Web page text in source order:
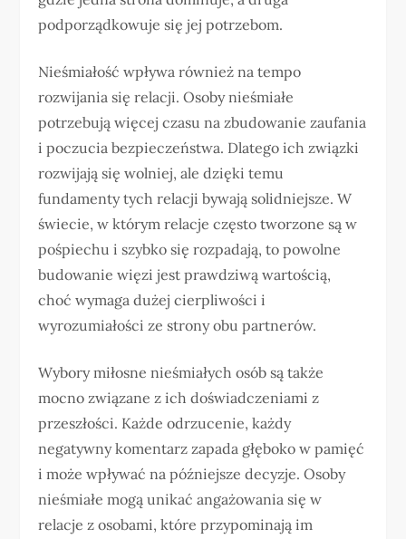
podporządkowuje się jej potrzebom.
Nieśmiałość wpływa również na tempo
rozwijania się relacji. Osoby nieśmiałe
potrzebują więcej czasu na zbudowanie zaufania
i poczucia bezpieczeństwa. Dlatego ich związki
rozwijają się wolniej, ale dzięki temu
fundamenty tych relacji bywają solidniejsze. W
świecie, w którym relacje często tworzone są w
pośpiechu i szybko się rozpadają, to powolne
budowanie więzi jest prawdziwą wartością,
choć wymaga dużej cierpliwości i
wyrozumiałości ze strony obu partnerów.
Wybory miłosne nieśmiałych osób są także
mocno związane z ich doświadczeniami z
przeszłości. Każde odrzucenie, każdy
negatywny komentarz zapada głęboko w pamięć
i może wpływać na późniejsze decyzje. Osoby
nieśmiałe mogą unikać angażowania się w
relacje z osobami, które przypominają im